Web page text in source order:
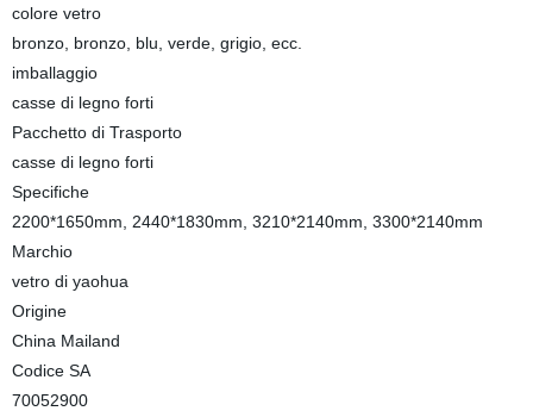
colore vetro
bronzo, bronzo, blu, verde, grigio, ecc.
imballaggio
casse di legno forti
Pacchetto di Trasporto
casse di legno forti
Specifiche
2200*1650mm, 2440*1830mm, 3210*2140mm, 3300*2140mm
Marchio
vetro di yaohua
Origine
China Mailand
Codice SA
70052900